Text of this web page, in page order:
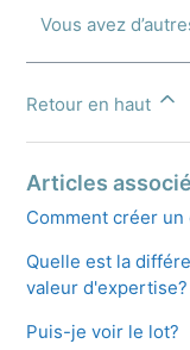
Vous avez
Retour en haut
Articles
Comment créer un
Quelle est la
valeur d'expertise?
Puis-je voir le lot?